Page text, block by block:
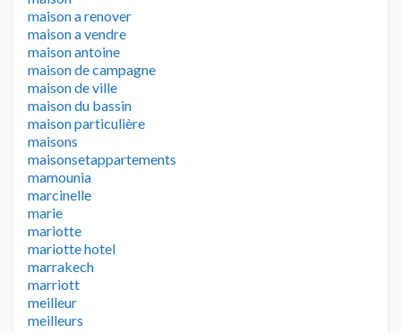
maison a renover
maison a vendre
maison antoine
maison de campagne
maison de ville
maison du bassin
maison particulière
maisons
maisonsetappartements
mamounia
marcinelle
marie
mariotte
mariotte hotel
marrakech
marriott
meilleur
meilleurs